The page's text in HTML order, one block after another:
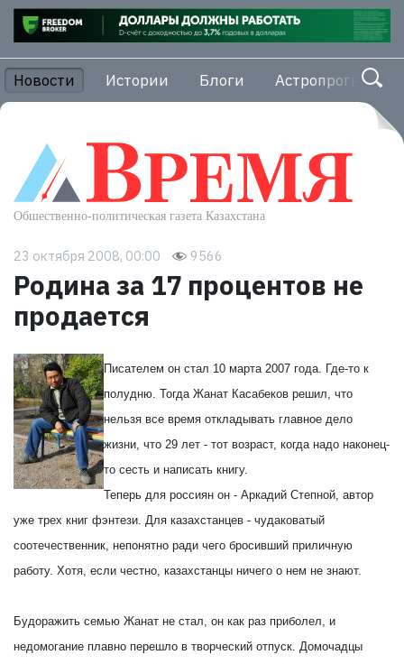
Новости Истории Блоги Астропрогноз
23 октября 2008, 00:00 9566
Родина за 17 процентов не
продается
Писателем он стал 10 марта 2007 года. Где-то к
полудню. Тогда Жанат Касабеков решил, что
нельзя все время откладывать главное дело
жизни, что 29 лет - тот возраст, когда надо наконец-
то сесть и написать книгу.
Теперь для россиян он - Аркадий Степной, автор
уже трех книг фэнтези. Для казахстанцев - чудаковатый
соотечественник, непонятно ради чего бросивший приличную
работу. Хотя, если честно, казахстанцы ничего о нем не знают.
Будоражить семью Жанат не стал, он как раз приболел, и
недомогание плавно перешло в творческий отпуск. Домочадцы